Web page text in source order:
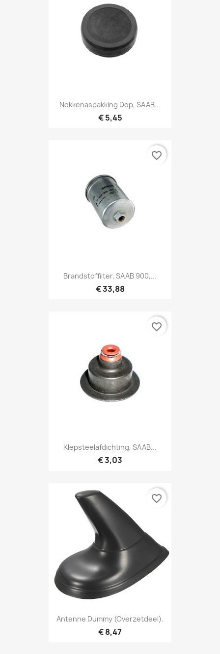
Nokkenaspakking Dop, SAAB...
€ 5,45
Brandstoffilter, SAAB 900,...
€ 33,88
favorite_border
Klepsteelafdichting, SAAB...
€ 3,03
favorite_border
Antenne Dummy (overzetdeel).
€ 8,47
favorite_border